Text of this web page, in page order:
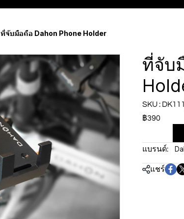
ที่จับมือถือ Dahon Phone Holder
ที่จับ
SKU : DK111
฿390
แบรนด์:
แชร์